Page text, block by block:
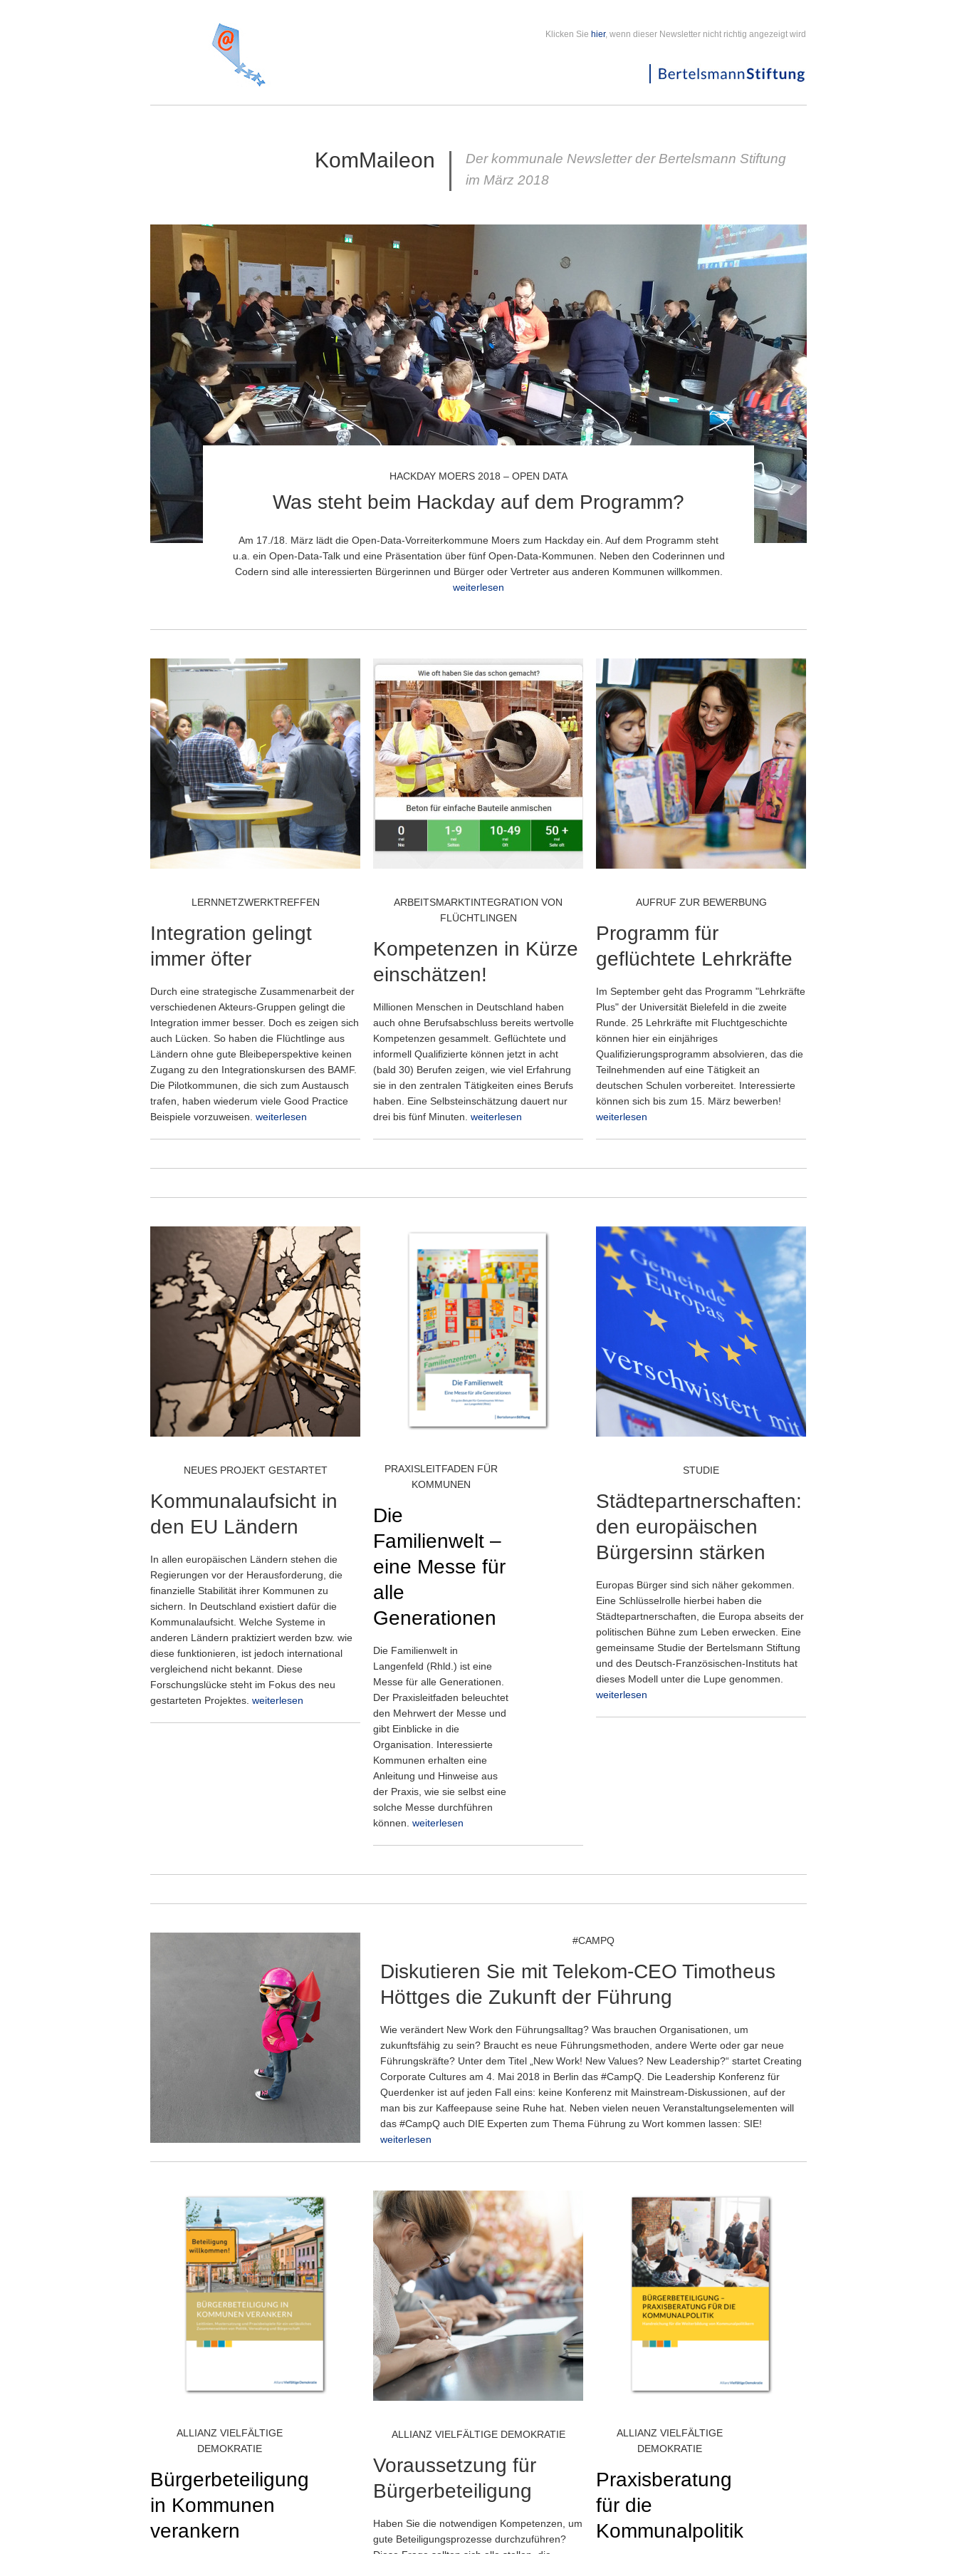
Klicken Sie hier, wenn dieser Newsletter nicht richtig angezeigt wird
KomMaileon
Der kommunale Newsletter der Bertelsmann Stiftung
im März 2018
HACKDAY MOERS 2018 – OPEN DATA
Was steht beim Hackday auf dem Programm?
Am 17./18. März lädt die Open-Data-Vorreiterkommune Moers zum Hackday ein. Auf dem Programm steht
u.a. ein Open-Data-Talk und eine Präsentation über fünf Open-Data-Kommunen. Neben den Coderinnen und
Codern sind alle interessierten Bürgerinnen und Bürger oder Vertreter aus anderen Kommunen willkommen.
weiterlesen
LERNNETZWERKTREFFEN
Integration gelingt
immer öfter
Durch eine strategische Zusammenarbeit der
verschiedenen Akteurs-Gruppen gelingt die
Integration immer besser. Doch es zeigen sich
auch Lücken. So haben die Flüchtlinge aus
Ländern ohne gute Bleibeperspektive keinen
Zugang zu den Integrationskursen des BAMF.
Die Pilotkommunen, die sich zum Austausch
trafen, haben wiederum viele Good Practice
Beispiele vorzuweisen. weiterlesen
ARBEITSMARKTINTEGRATION VON
FLÜCHTLINGEN
Kompetenzen in Kürze
einschätzen!
Millionen Menschen in Deutschland haben
auch ohne Berufsabschluss bereits wertvolle
Kompetenzen gesammelt. Geflüchtete und
informell Qualifizierte können jetzt in acht
(bald 30) Berufen zeigen, wie viel Erfahrung
sie in den zentralen Tätigkeiten eines Berufs
haben. Eine Selbsteinschätzung dauert nur
drei bis fünf Minuten. weiterlesen
AUFRUF ZUR BEWERBUNG
Programm für
geflüchtete Lehrkräfte
Im September geht das Programm "Lehrkräfte
Plus" der Universität Bielefeld in die zweite
Runde. 25 Lehrkräfte mit Fluchtgeschichte
können hier ein einjähriges
Qualifizierungsprogramm absolvieren, das die
Teilnehmenden auf eine Tätigkeit an
deutschen Schulen vorbereitet. Interessierte
können sich bis zum 15. März bewerben!
weiterlesen
NEUES PROJEKT GESTARTET
Kommunalaufsicht in
den EU Ländern
In allen europäischen Ländern stehen die
Regierungen vor der Herausforderung, die
finanzielle Stabilität ihrer Kommunen zu
sichern. In Deutschland existiert dafür die
Kommunalaufsicht. Welche Systeme in
anderen Ländern praktiziert werden bzw. wie
diese funktionieren, ist jedoch international
vergleichend nicht bekannt. Diese
Forschungslücke steht im Fokus des neu
gestarteten Projektes. weiterlesen
PRAXISLEITFADEN FÜR
KOMMUNEN
Die
Familienwelt –
eine Messe für
alle
Generationen
Die Familienwelt in
Langenfeld (Rhld.) ist eine
Messe für alle Generationen.
Der Praxisleitfaden beleuchtet
den Mehrwert der Messe und
gibt Einblicke in die
Organisation. Interessierte
Kommunen erhalten eine
Anleitung und Hinweise aus
der Praxis, wie sie selbst eine
solche Messe durchführen
können. weiterlesen
STUDIE
Städtepartnerschaften:
den europäischen
Bürgersinn stärken
Europas Bürger sind sich näher gekommen.
Eine Schlüsselrolle hierbei haben die
Städtepartnerschaften, die Europa abseits der
politischen Bühne zum Leben erwecken. Eine
gemeinsame Studie der Bertelsmann Stiftung
und des Deutsch-Französischen-Instituts hat
dieses Modell unter die Lupe genommen.
weiterlesen
#CAMPQ
Diskutieren Sie mit Telekom-CEO Timotheus
Höttges die Zukunft der Führung
Wie verändert New Work den Führungsalltag? Was brauchen Organisationen, um
zukunftsfähig zu sein? Braucht es neue Führungsmethoden, andere Werte oder gar neue
Führungskräfte? Unter dem Titel „New Work! New Values? New Leadership?“ startet Creating
Corporate Cultures am 4. Mai 2018 in Berlin das #CampQ. Die Leadership Konferenz für
Querdenker ist auf jeden Fall eins: keine Konferenz mit Mainstream-Diskussionen, auf der
man bis zur Kaffeepause seine Ruhe hat. Neben vielen neuen Veranstaltungselementen will
das #CampQ auch DIE Experten zum Thema Führung zu Wort kommen lassen: SIE!
weiterlesen
ALLIANZ VIELFÄLTIGE
DEMOKRATIE
Bürgerbeteiligung
in Kommunen
verankern
ALLIANZ VIELFÄLTIGE DEMOKRATIE
Voraussetzung für
Bürgerbeteiligung
Haben Sie die notwendigen Kompetenzen, um
gute Beteiligungsprozesse durchzuführen?
ALLIANZ VIELFÄLTIGE
DEMOKRATIE
Praxisberatung
für die
Kommunalpolitik